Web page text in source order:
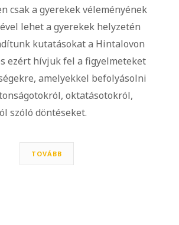
csak a gyerekek véleményének
lehet a gyerekek helyzetén
kutatásokat a Hintalovon
ezért hívjuk fel a figyelmeteket
amelyekkel befolyásolni
oktatásotokról,
szóló döntéseket.
TOVÁBB